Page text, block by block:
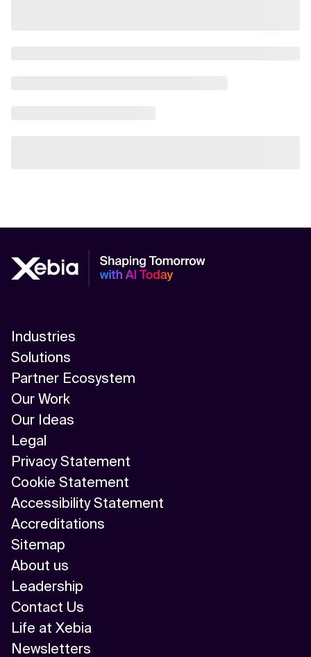
Industries
Solutions
Partner Ecosystem
Our Work
Our Ideas
Legal
Privacy Statement
Cookie Statement
Accessibility Statement
Accreditations
Sitemap
About us
Leadership
Contact Us
Life at Xebia
Newsletters